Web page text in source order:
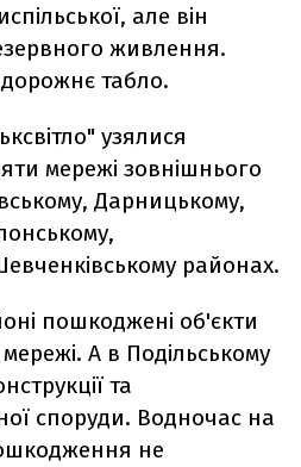
але він
живлення.
табло.
узялися
мережі зовнішнього
Дарницькому,
районах.
пошкоджені об'єкти
А в Подільському
та
споруди. Водночас на
не